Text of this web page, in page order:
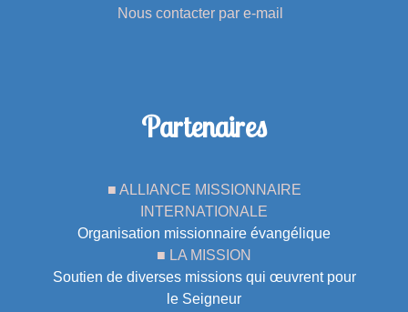
Nous contacter par e-mail
Partenaires
■ ALLIANCE MISSIONNAIRE
INTERNATIONALE
Organisation missionnaire évangélique
■ LA MISSION
Soutien de diverses missions qui œuvrent pour
le Seigneur